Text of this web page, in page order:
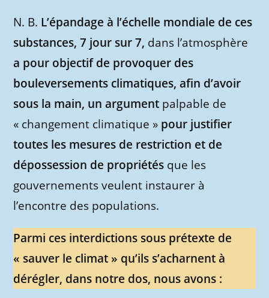
N. B. L’épandage à l’échelle mondiale de ces
substances, 7 jour sur 7, dans l’atmosphère
a pour objectif de provoquer des
bouleversements climatiques, afin d’avoir
sous la main, un argument palpable de
« changement climatique » pour justifier
toutes les mesures de restriction et de
dépossession de propriétés que les
gouvernements veulent instaurer à
l’encontre des populations.
Parmi ces interdictions sous prétexte de
« sauver le climat » qu’ils s’acharnent à
dérégler, dans notre dos, nous avons :